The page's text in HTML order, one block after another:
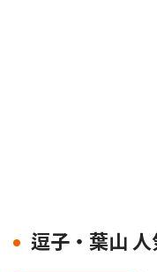
逗子・葉山